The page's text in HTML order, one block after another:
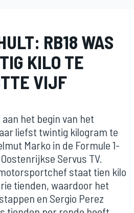
RB18 WAS
KILO TE
VIJF
aan het begin van het
liefst twintig kilogram te
Marko in de Formule 1-
Servus TV.
staat tien kilo
tienden, waardoor het
en Sergio Perez